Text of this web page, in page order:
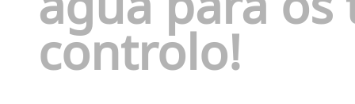
controlo!